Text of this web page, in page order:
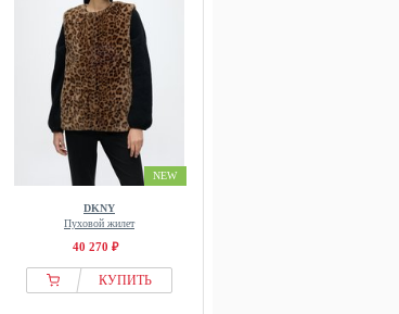
NEW
DKNY
Пуховой жилет
40 270 ₽
КУПИТЬ